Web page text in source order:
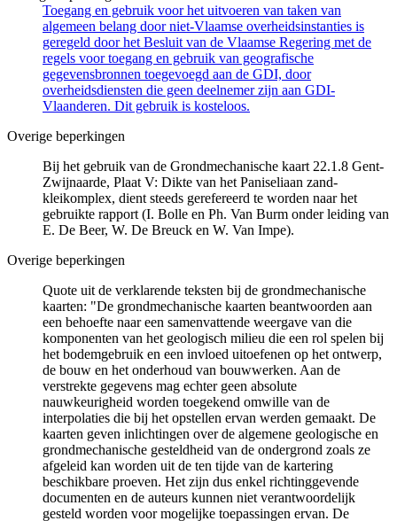
Toegang en gebruik voor het uitvoeren van taken van
algemeen belang door niet-Vlaamse overheidsinstanties is
geregeld door het Besluit van de Vlaamse Regering met de
regels voor toegang en gebruik van geografische
gegevensbronnen toegevoegd aan de GDI, door
overheidsdiensten die geen deelnemer zijn aan GDI-
Vlaanderen. Dit gebruik is kosteloos.
Overige beperkingen
Bij het gebruik van de Grondmechanische kaart 22.1.8 Gent-
Zwijnaarde, Plaat V: Dikte van het Paniseliaan zand-
kleikomplex, dient steeds gerefereerd te worden naar het
gebruikte rapport (I. Bolle en Ph. Van Burm onder leiding van
E. De Beer, W. De Breuck en W. Van Impe).
Overige beperkingen
Quote uit de verklarende teksten bij de grondmechanische
kaarten: "De grondmechanische kaarten beantwoorden aan
een behoefte naar een samenvattende weergave van die
komponenten van het geologisch milieu die een rol spelen bij
het bodemgebruik en een invloed uitoefenen op het ontwerp,
de bouw en het onderhoud van bouwwerken. Aan de
verstrekte gegevens mag echter geen absolute
nauwkeurigheid worden toegekend omwille van de
interpolaties die bij het opstellen ervan werden gemaakt. De
kaarten geven inlichtingen over de algemene geologische en
grondmechanische gesteldheid van de ondergrond zoals ze
afgeleid kan worden uit de ten tijde van de kartering
beschikbare proeven. Het zijn dus enkel richtinggevende
documenten en de auteurs kunnen niet verantwoordelijk
gesteld worden voor mogelijke toepassingen ervan. De